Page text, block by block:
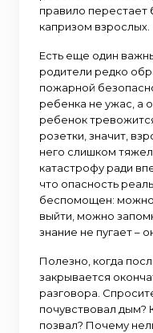
правило перестает
капризом взрослых.
Есть еще один
родители редко
пожарной
ребенка не ужас, а
ребенок
розетки, значит,
него слишком
катастрофу ради
что опасность
беспомощен:
выйти, можно
знание не пугает –
Полезно, когда
закрывается
разговора.
почувствовал дым?
позвал? Почему